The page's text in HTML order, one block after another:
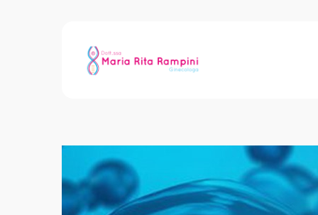
Follicolo, ovocita